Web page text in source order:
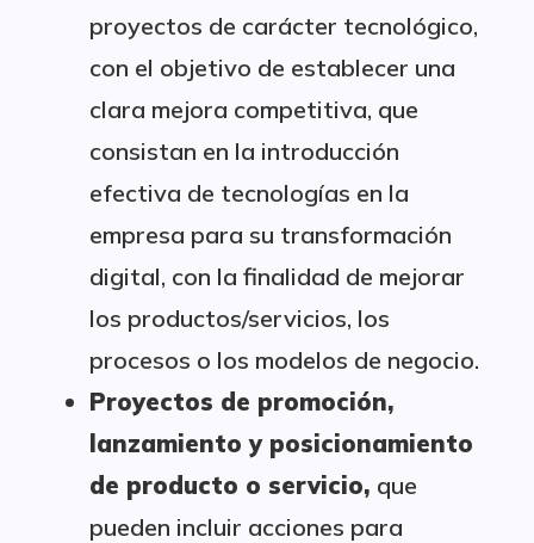
proyectos de carácter tecnológico,
con el objetivo de establecer una
clara mejora competitiva, que
consistan en la introducción
efectiva de tecnologías en la
empresa para su transformación
digital, con la finalidad de mejorar
los productos/servicios, los
procesos o los modelos de negocio.
Proyectos de promoción,
lanzamiento y posicionamiento
de producto o servicio, que
pueden incluir acciones para